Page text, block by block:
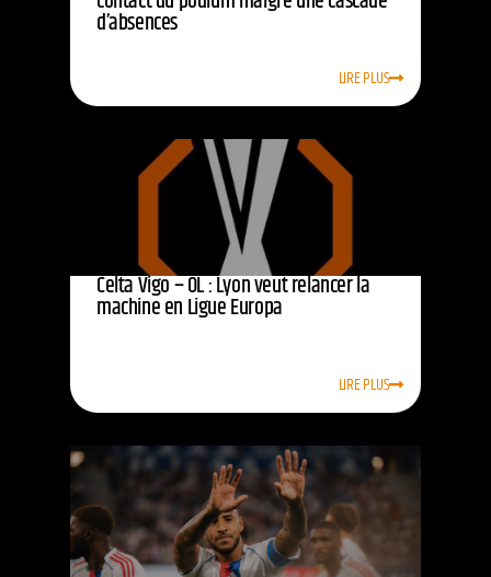
d’absences
LIRE PLUS
Celta Vigo – OL : Lyon veut relancer la
machine en Ligue Europa
LIRE PLUS